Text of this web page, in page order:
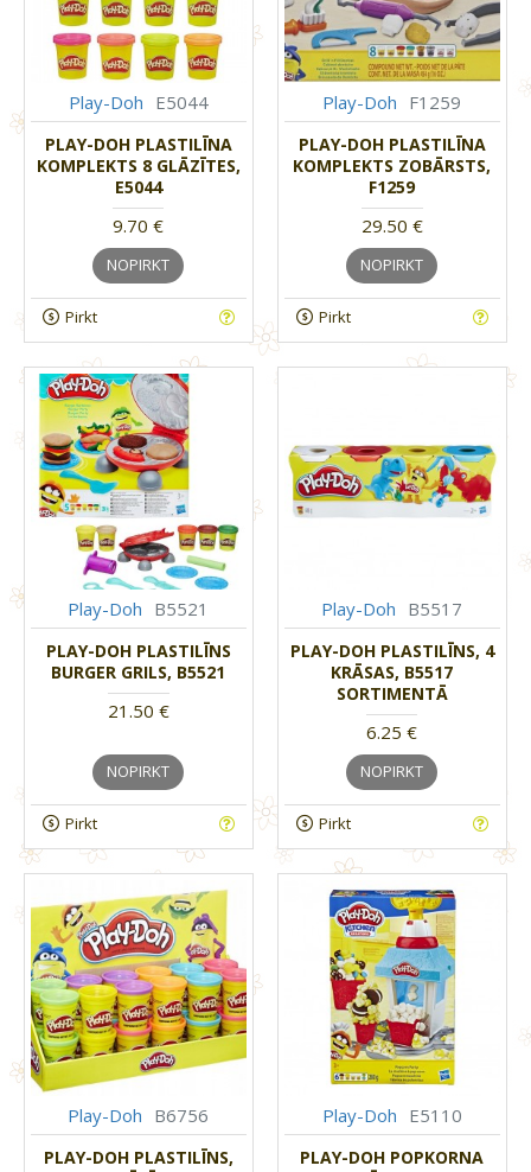
Play-Doh E5044
PLAY-DOH PLASTILĪNA
KOMPLEKTS 8 GLĀZĪTES,
E5044
9.70 €
NOPIRKT
Pirkt
Play-Doh F1259
PLAY-DOH PLASTILĪNA
KOMPLEKTS ZOBĀRSTS,
F1259
29.50 €
NOPIRKT
Pirkt
Play-Doh B5521
PLAY-DOH PLASTILĪNS
BURGER GRILS, B5521
21.50 €
NOPIRKT
Pirkt
Play-Doh B5517
PLAY-DOH PLASTILĪNS, 4
KRĀSAS, B5517
SORTIMENTĀ
6.25 €
NOPIRKT
Pirkt
Play-Doh B6756
PLAY-DOH PLASTILĪNS,
Play-Doh E5110
PLAY-DOH POPKORNA